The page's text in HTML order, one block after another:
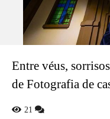
Entre véus,
de Fotografia de
21